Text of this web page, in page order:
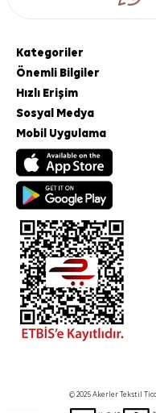
Kategoriler
Önemli Bilgiler
Hızlı Erişim
Sosyal Medya
Mobil Uygulama
© 2025 Akerler Tekstil